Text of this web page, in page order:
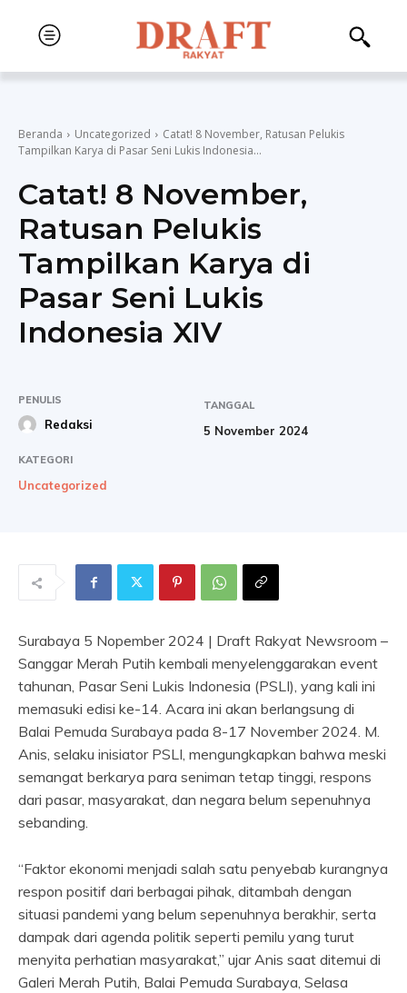
Beranda Uncategorized
Catat! 8 November, Ratusan Pelukis
Tampilkan Karya di Pasar Seni Lukis Indonesia...
Catat! 8 November,
Ratusan Pelukis
Tampilkan Karya di
Pasar Seni Lukis
Indonesia XIV
PENULIS
Redaksi
TANGGAL
5 November 2024
KATEGORI
Uncategorized
Surabaya 5 Nopember 2024 | Draft Rakyat Newsroom –
Sanggar Merah Putih kembali menyelenggarakan event
tahunan, Pasar Seni Lukis Indonesia (PSLI), yang kali ini
memasuki edisi ke-14. Acara ini akan berlangsung di
Balai Pemuda Surabaya pada 8-17 November 2024. M.
Anis, selaku inisiator PSLI, mengungkapkan bahwa meski
semangat berkarya para seniman tetap tinggi, respons
dari pasar, masyarakat, dan negara belum sepenuhnya
sebanding.
“Faktor ekonomi menjadi salah satu penyebab kurangnya
respon positif dari berbagai pihak, ditambah dengan
situasi pandemi yang belum sepenuhnya berakhir, serta
dampak dari agenda politik seperti pemilu yang turut
menyita perhatian masyarakat,” ujar Anis saat ditemui di
Galeri Merah Putih, Balai Pemuda Surabaya, Selasa